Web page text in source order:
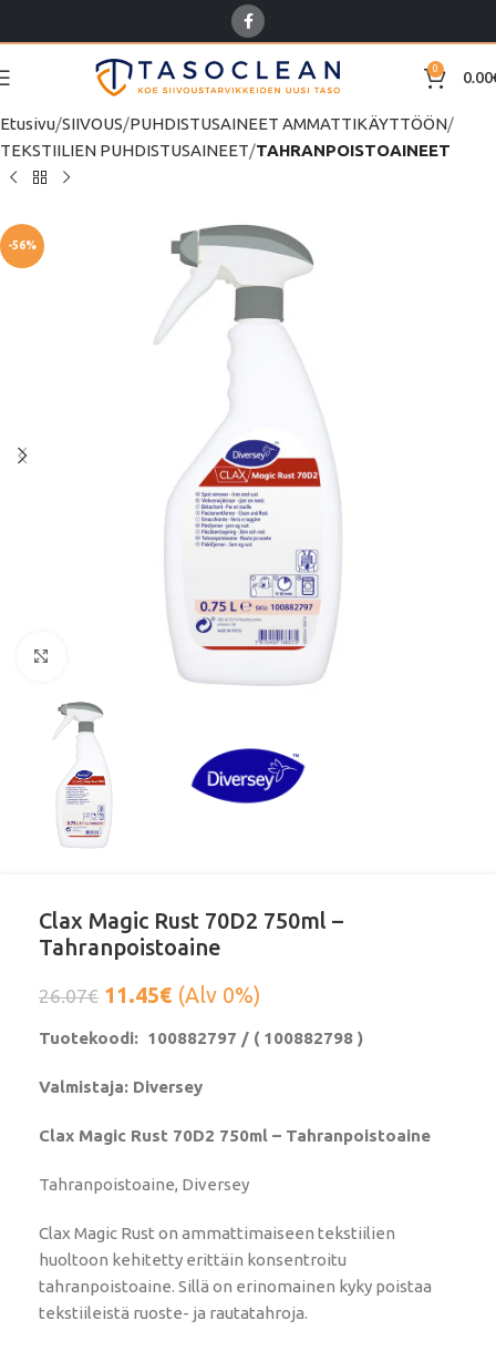
0 0.00
Etusivu SIIVOUS PUHDISTUSAINEET AMMATTIKÄYTTÖÖN
TEKSTIILIEN PUHDISTUSAINEET TAHRANPOISTOAINEET
-56%
Klikkaa suurentaaksesi
Clax Magic Rust 70D2 750ml –
Tahranpoistoaine
26.07€ 11.45€ (Alv 0%)
Tuotekoodi: 100882797 / ( 100882798 )
Valmistaja: Diversey
Clax Magic Rust 70D2 750ml – Tahranpoistoaine
Tahranpoistoaine, Diversey
Clax Magic Rust on ammattimaiseen tekstiilien
huoltoon kehitetty erittäin konsentroitu
tahranpoistoaine. Sillä on erinomainen kyky poistaa
tekstiileistä ruoste- ja rautatahroja.